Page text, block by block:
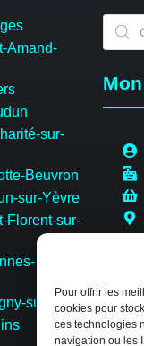
Pour offrir les
cookies pour
ces technologies
navigation ou les
Amand-
sur-
Beuvron
sur-Yèvre
Florent-sur-
sur-Nère